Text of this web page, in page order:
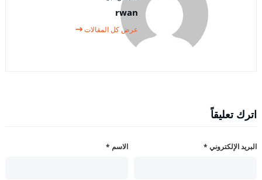
rwan
عرض كل المقالات
اترك تعليقاً
الاسم * البريد الإلكتروني *